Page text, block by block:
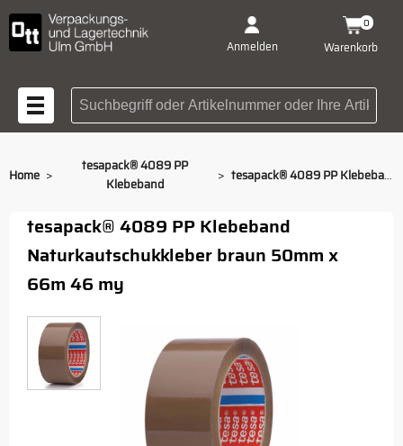
Anmelden Warenkorb
0
Suchbegriff oder
Home >
tesapack® 4089 PP
Klebeband
> tesapack® 4089 PP Klebeband braun 50 mm x 66 m
tesapack® 4089 PP Klebeband
Naturkautschukkleber braun 50mm x
66m 46 my